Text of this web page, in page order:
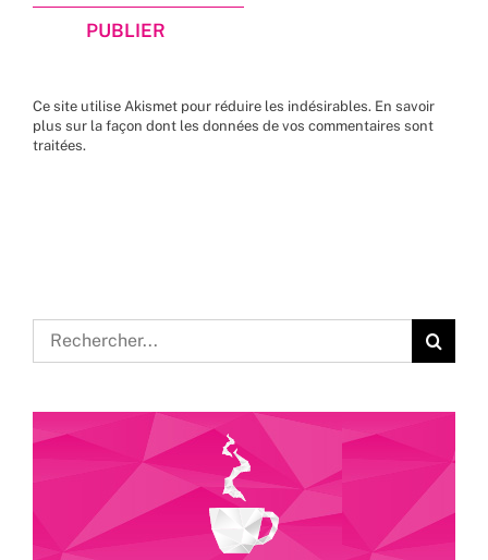
Ce site utilise Akismet pour réduire les indésirables. En savoir
plus sur la façon dont les données de vos commentaires sont
traitées.
Rechercher: